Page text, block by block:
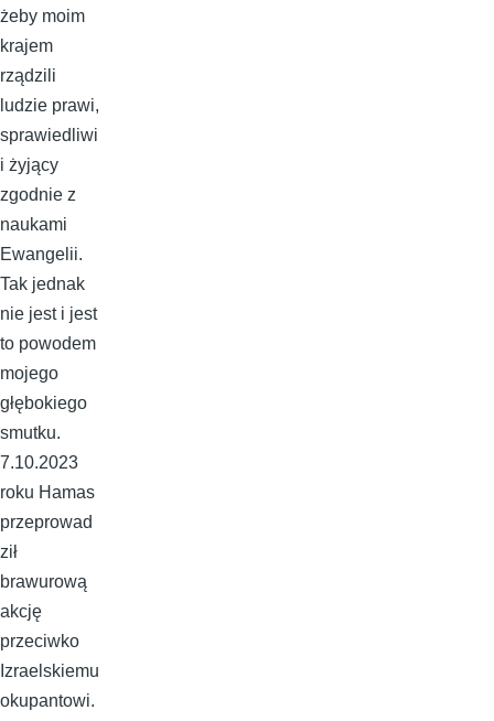
żeby moim
krajem
rządzili
ludzie prawi,
sprawiedliwi
i żyjący
zgodnie z
naukami
Ewangelii.
Tak jednak
nie jest i jest
to powodem
mojego
głębokiego
smutku.
7.10.2023
roku Hamas
przeprowad
ził
brawurową
akcję
przeciwko
Izraelskiemu
okupantowi.